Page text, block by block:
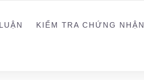
KIỂM TRA CHỨNG NHẬN